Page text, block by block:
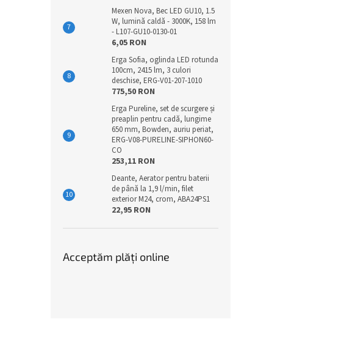
Mexen Nova, Bec LED GU10, 1.5
W, lumină caldă - 3000K, 158 lm
- L107-GU10-0130-01
6,05 RON
Erga Sofia, oglinda LED rotunda
100cm, 2415 lm, 3 culori
deschise, ERG-V01-207-1010
775,50 RON
Erga Pureline, set de scurgere și
preaplin pentru cadă, lungime
650 mm, Bowden, auriu periat,
ERG-V08-PURELINE-SIPHON60-
CO
253,11 RON
Deante, Aerator pentru baterii
de până la 1,9 l/min, filet
exterior M24, crom, ABA24PS1
22,95 RON
Acceptăm plăţi online